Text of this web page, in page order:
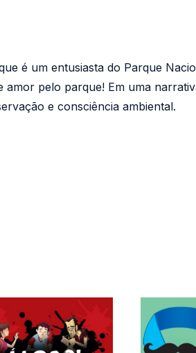
é um entusiasta do Parque
pelo parque! Em uma
e consciência ambiental.